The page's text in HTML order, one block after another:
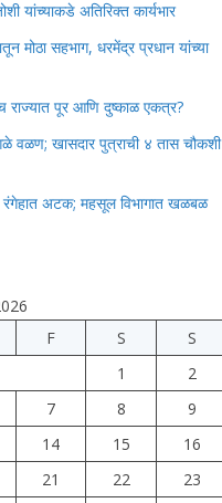
यांच्याकडे अतिरिक्त कार्यभार
मोठा सहभाग, धरमेंद्र प्रधान यांच्या
राज्यात पूर आणि दुष्काळ एकत्र?
वळण; खासदार पुत्राची ४ तास चौकशी
अटक; महसूल विभागात खळबळ
F S
S
1
2
7 8
9
14 15
16
21 22
23